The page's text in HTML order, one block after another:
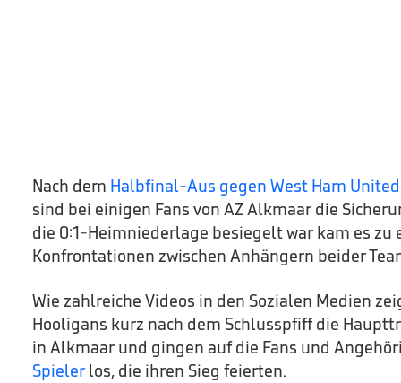
Nach dem Halbfinal-Aus gegen West Ham United
sind bei einigen Fans von AZ Alkmaar die
die 0:1-Heimniederlage besiegelt war kam es zu
Konfrontationen zwischen Anhängern beider
Wie zahlreiche Videos in den Sozialen Medien
Hooligans kurz nach dem Schlusspfiff die
in Alkmaar und gingen auf die Fans und
Spieler los, die ihren Sieg feierten.